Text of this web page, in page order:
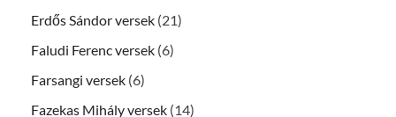
Erdős Sándor versek (21)
Faludi Ferenc versek (6)
Farsangi versek (6)
Fazekas Mihály versek (14)